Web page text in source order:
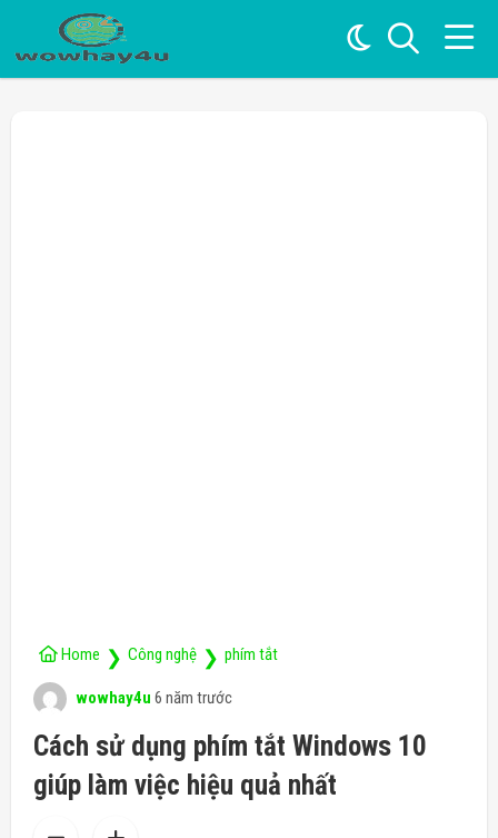
Home ❯ Công nghệ ❯ phím tắt
wowhay4u 6 năm trước
Cách sử dụng phím tắt Windows 10
giúp làm việc hiệu quả nhất